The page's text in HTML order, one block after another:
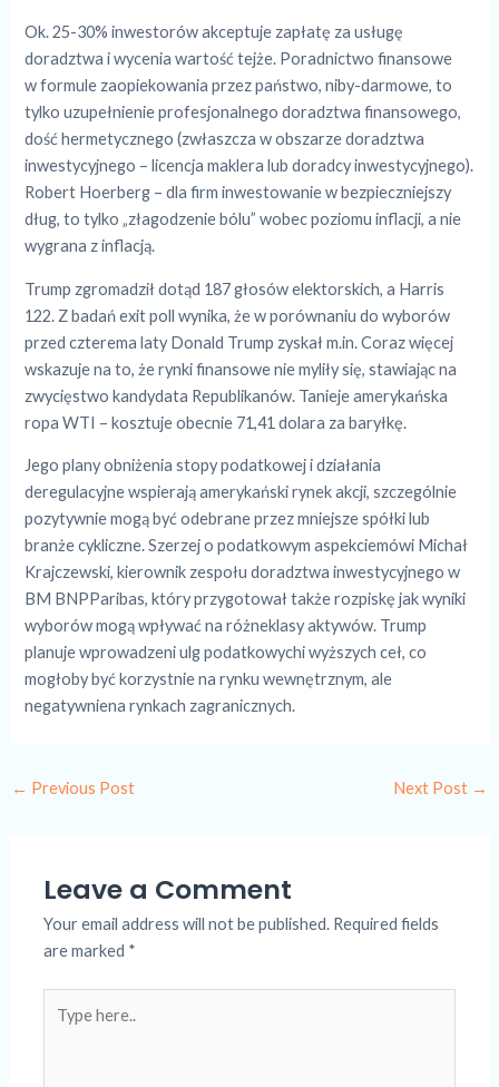
Ok. 25-30% inwestorów akceptuje zapłatę za usługę
doradztwa i wycenia wartość tejże. Poradnictwo finansowe
w formule zaopiekowania przez państwo, niby-darmowe, to
tylko uzupełnienie profesjonalnego doradztwa finansowego,
dość hermetycznego (zwłaszcza w obszarze doradztwa
inwestycyjnego – licencja maklera lub doradcy inwestycyjnego).
Robert Hoerberg – dla firm inwestowanie w bezpieczniejszy
dług, to tylko „złagodzenie bólu” wobec poziomu inflacji, a nie
wygrana z inflacją.
Trump zgromadził dotąd 187 głosów elektorskich, a Harris
122. Z badań exit poll wynika, że w porównaniu do wyborów
przed czterema laty Donald Trump zyskał m.in. Coraz więcej
wskazuje na to, że rynki finansowe nie myliły się, stawiając na
zwycięstwo kandydata Republikanów. Tanieje amerykańska
ropa WTI – kosztuje obecnie 71,41 dolara za baryłkę.
Jego plany obniżenia stopy podatkowej i działania
deregulacyjne wspierają amerykański rynek akcji, szczególnie
pozytywnie mogą być odebrane przez mniejsze spółki lub
branże cykliczne. Szerzej o podatkowym aspekciemówi Michał
Krajczewski, kierownik zespołu doradztwa inwestycyjnego w
BM BNPParibas, który przygotował także rozpiskę jak wyniki
wyborów mogą wpływać na różneklasy aktywów. Trump
planuje wprowadzeni ulg podatkowychi wyższych ceł, co
mogłoby być korzystnie na rynku wewnętrznym, ale
negatywniena rynkach zagranicznych.
← Previous Post Next Post →
Leave a Comment
Your email address will not be published. Required fields
are marked *
here..